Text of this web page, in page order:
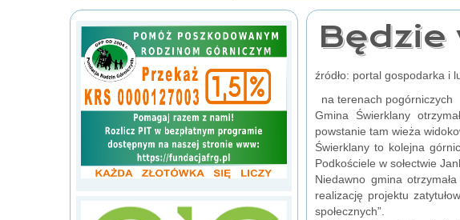
Będzie
źródło: portal gospodarka i
na terenach pogórniczych
Gmina Świerklany
powstanie tam wieża
Świerklany to kolejna
Podkościele w sołectwie
Niedawno gmina
realizację projektu
społecznych”.